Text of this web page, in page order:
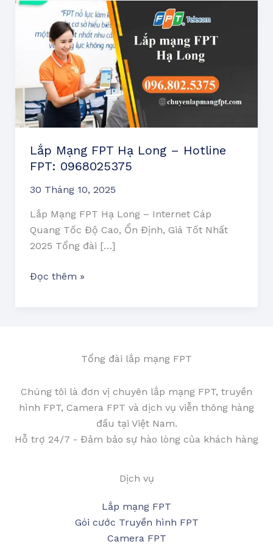
Lắp Mạng FPT Hạ Long – Hotline
FPT: 0968025375
30 Tháng 10, 2025
Lắp Mạng FPT Hạ Long – Internet Cáp
Quang Tốc Độ Cao, Ổn Định, Giá Tốt Nhất
2025 Tổng đài […]
Lắp
Mạng
FPT
Long
–
Hotline
FPT:
Đọc thêm »
Tổng đài lắp mạng FPT
Chúng tôi là đơn vị chuyên lắp mạng FPT, truyền
hình FPT, Camera FPT và dịch vụ viễn thông hàng
đầu tại Việt Nam.
Hỗ trợ 24/7 - Đảm bảo sự hào lòng của khách hàng
Dịch vụ
Lắp mạng FPT
Gói cước Truyền hình FPT
Camera FPT